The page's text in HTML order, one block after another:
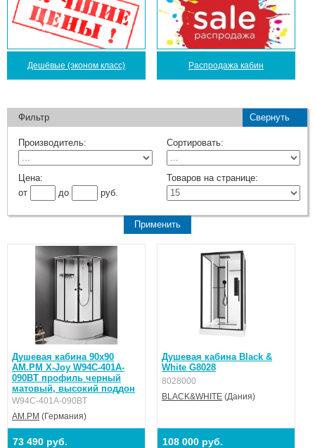
Дешёвые (эконом класс) Распродажа кабин
Фильтр Свернуть
Производитель: Сортировать:
Цена:
от
до руб.
Товаров на странице:
Душевая кабина 90x90
AM.PM X-Joy W94C-401A-
090BT профиль черный
матовый, высокий поддон
W94C-401A-090BT
AM.PM (Германия)
73 490 руб.
Душевая кабина Black &
White G8028
8028000
BLACK&WHITE (Дания)
108 000 руб.